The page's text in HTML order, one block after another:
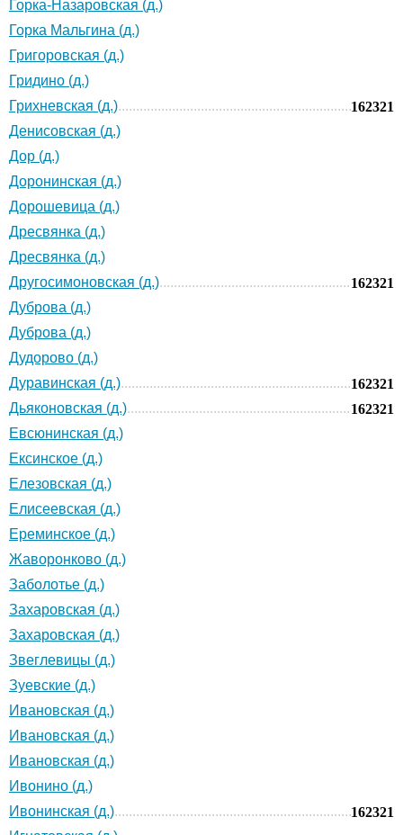
Горка-Назаровская (д.)
Горка Мальгина (д.)
Григоровская (д.)
Гридино (д.)
Грихневская (д.)
162321
Денисовская (д.)
Дор (д.)
Доронинская (д.)
Дорошевица (д.)
Дресвянка (д.)
Дресвянка (д.)
Другосимоновская (д.)
162321
Дуброва (д.)
Дуброва (д.)
Дудорово (д.)
Дуравинская (д.)
162321
Дьяконовская (д.)
162321
Евсюнинская (д.)
Ексинское (д.)
Елезовская (д.)
Елисеевская (д.)
Ереминское (д.)
Жаворонково (д.)
Заболотье (д.)
Захаровская (д.)
Захаровская (д.)
Звеглевицы (д.)
Зуевские (д.)
Ивановская (д.)
Ивановская (д.)
Ивановская (д.)
Ивонино (д.)
Ивонинская (д.)
162321